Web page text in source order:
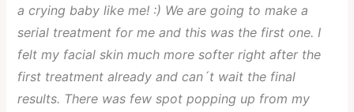
a crying baby like me! :) We are going to make a
serial treatment for me and this was the first one. I
felt my facial skin much more softer right after the
first treatment already and can´t wait the final
results. There was few spot popping up from my